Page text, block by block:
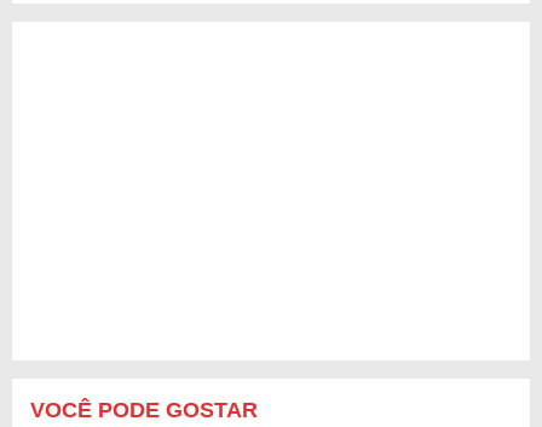
VOCÊ PODE GOSTAR